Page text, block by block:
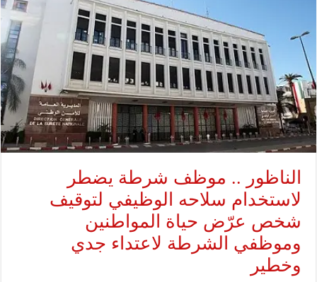
الناظور .. موظف شرطة يضطر
لاستخدام سلاحه الوظيفي لتوقيف
شخص عرّض حياة المواطنين
وموظفي الشرطة لاعتداء جدي
وخطير